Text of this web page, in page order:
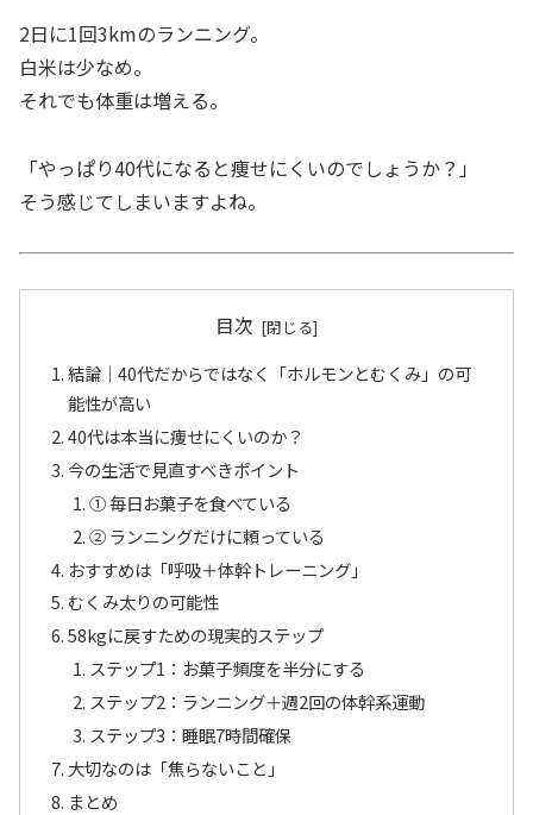
2日に1回3kmのランニング。
白米は少なめ。
それでも体重は増える。
「やっぱり40代になると痩せにくいのでしょうか？」
そう感じてしまいますよね。
目次
結論｜40代だからではなく「ホルモンとむくみ」の可
能性が高い
40代は本当に痩せにくいのか？
今の生活で見直すべきポイント
① 毎日お菓子を食べている
② ランニングだけに頼っている
おすすめは「呼吸＋体幹トレーニング」
むくみ太りの可能性
58kgに戻すための現実的ステップ
ステップ1：お菓子頻度を半分にする
ステップ2：ランニング＋週2回の体幹系運動
ステップ3：睡眠7時間確保
大切なのは「焦らないこと」
まとめ